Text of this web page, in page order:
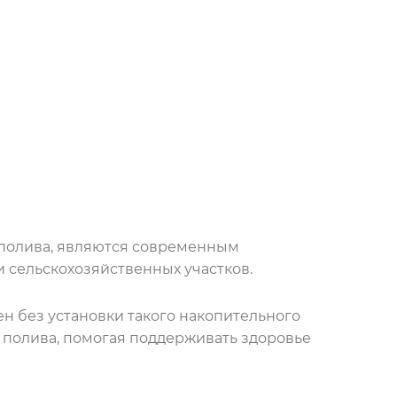
являются современным
участков.
установки такого накопительного
помогая поддерживать здоровье